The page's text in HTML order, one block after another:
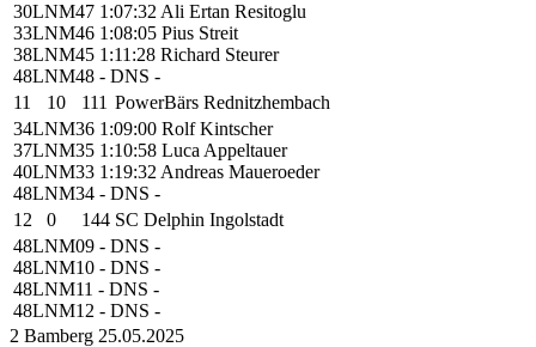
30LNM47 1:07:32 Ali Ertan Resitoglu
33LNM46 1:08:05 Pius Streit
38LNM45 1:11:28 Richard Steurer
48LNM48 - DNS -
11
10 111 PowerBärs Rednitzhembach
34LNM36 1:09:00 Rolf Kintscher
37LNM35 1:10:58 Luca Appeltauer
40LNM33 1:19:32 Andreas Maueroeder
48LNM34 - DNS -
12
0 144 SC Delphin Ingolstadt
48LNM09 - DNS -
48LNM10 - DNS -
48LNM11 - DNS -
48LNM12 - DNS -
2 Bamberg 25.05.2025